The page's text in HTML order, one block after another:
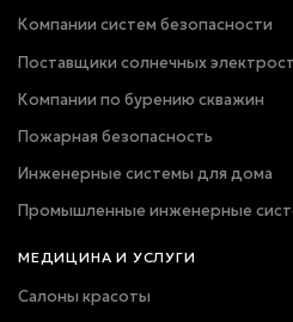
Компании систем безопасности
Поставщики солнечных
Компании по бурению скважин
Пожарная безопасность
Инженерные системы для дома
Промышленные инженерные
МЕДИЦИНА И УСЛУГИ
Салоны красоты